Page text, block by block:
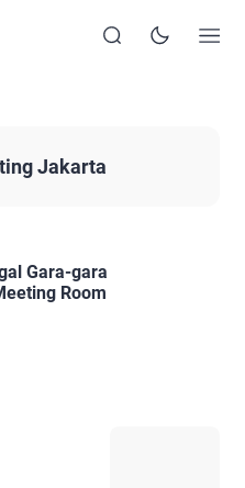
Jakarta
Gara-gara
Room